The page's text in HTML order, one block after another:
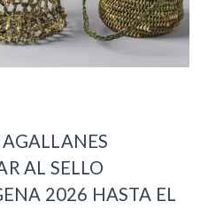
AL SELLO
2026 HASTA EL